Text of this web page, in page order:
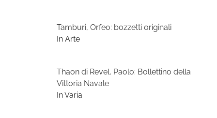
Tamburi, Orfeo: bozzetti originali
In Arte
Thaon di Revel, Paolo: Bollettino della
Vittoria Navale
In Varia